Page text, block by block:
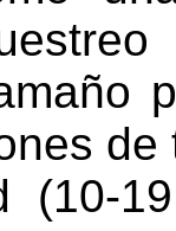
(10-